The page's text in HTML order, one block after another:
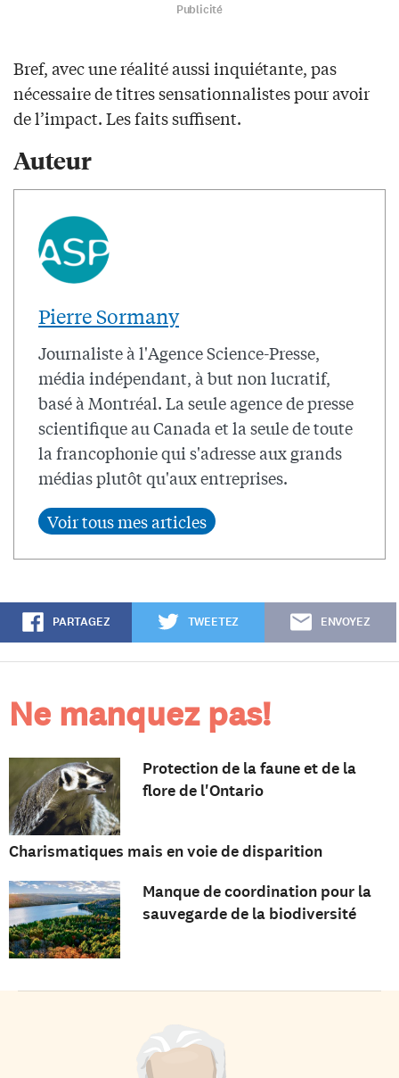
Publicité
Bref, avec une réalité aussi inquiétante, pas
nécessaire de titres sensationnalistes pour avoir
de l’impact. Les faits suffisent.
Auteur
Pierre Sormany
Journaliste à l'Agence Science-Presse,
média indépendant, à but non lucratif,
basé à Montréal. La seule agence de presse
scientifique au Canada et la seule de toute
la francophonie qui s'adresse aux grands
médias plutôt qu'aux entreprises.
PARTAGEZ TWEETEZ ENVOYEZ
Ne manquez pas!
Protection de la faune et de la
flore de l'Ontario
Charismatiques mais en voie de disparition
Manque de coordination pour la
sauvegarde de la biodiversité